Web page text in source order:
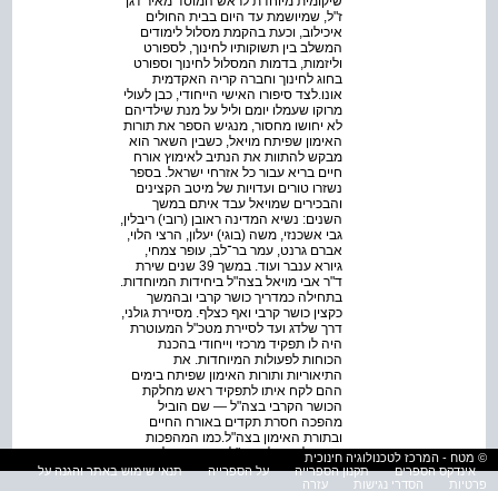
ז"ל, שמיושמת עד היום בבית החולים
איכילוב, וכעת בהקמת מסלול לימודים
המשלב בין תשוקותיו לחינוך, לספורט
וליזמות, בדמות המסלול לחינוך וספורט
בחוג לחינוך וחברה קריה האקדמית
אונו.לצד סיפורו האישי הייחודי, כבן לעולי
מרוקו שעמלו יומם וליל על מנת שילדיהם
לא יחושו מחסור, מנגיש הספר את תורות
האימון שפיתח מויאל, כשבין השאר הוא
מבקש להתוות את הנתיב לאימוץ אורח
חיים בריא עבור כל אזרחי ישראל. בספר
נשזרו טורים ועדויות של מיטב הקצינים
והבכירים שמויאל עבד איתם במשך
השנים: נשיא המדינה ראובן (רובי) ריבלין,
גבי אשכנזי, משה (בוגי) יעלון, הרצי הלוי,
אברם גרנט, עמר בר־לב, עופר צמחי,
גיורא ענבר ועוד. במשך 39 שנים שירת
ד"ר אבי מויאל בצה"ל ביחידות המיוחדות.
בתחילה כמדריך כושר קרבי ובהמשך
כקצין כושר קרבי ואף כצלף. מסיירת גולני,
דרך שלדג ועד לסיירת מטכ"ל המעוטרת
היה לו תפקיד מרכזי וייחודי בהכנת
הכוחות לפעולות המיוחדות. את
התיאוריות ותורות האימון שפיתח בימים
ההם לקח איתו לתפקיד ראש מחלקת
הכושר הקרבי בצה"ל — שם הוביל
מהפכה חסרת תקדים באורח החיים
ובתורת האימון בצה"ל.כמו המהפכות
שהוביל מויאל בצה"ל, כך גם בעולם
האזרחי: מאימון הכושר הגופני בנבחרת
ישראל בכדורגל, דרך תוכנית שיקומית
© מטח - המרכז לטכנולוגיה חינוכית
אינדקס הספרים
תקנון הספרייה על הספרייה
תנאי שימוש באתר והגנה על
פרטיות
הסדרי נגישות עזרה